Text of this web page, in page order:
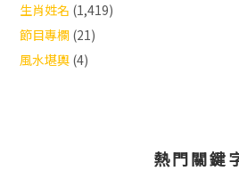
生肖姓名 (1,419)
節目專欄 (21)
風水堪輿 (4)
熱門關鍵